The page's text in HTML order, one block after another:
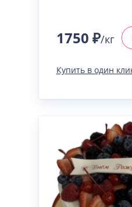
1750 ₽/кг
Купить в один